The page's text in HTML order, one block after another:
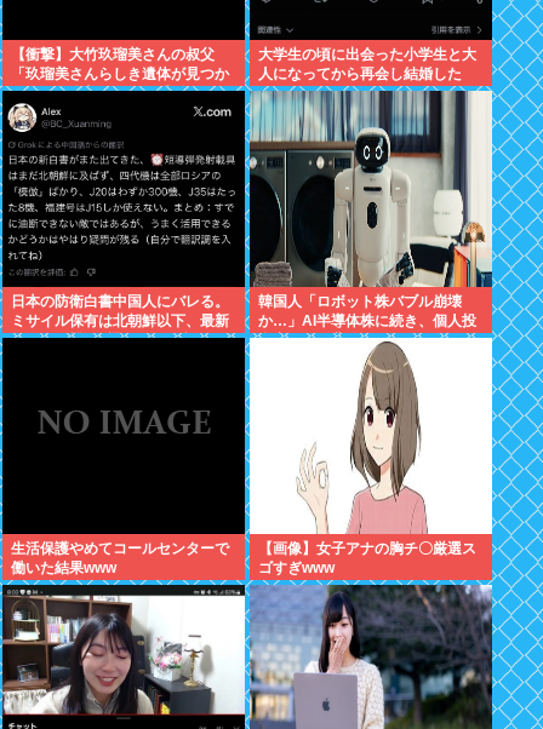
【衝撃】大竹玖瑠美さんの叔父
「玖瑠美さんらしき遺体が見つか
った」玖瑠美さんの母「ギャー
！！ 」
大学生の頃に出会った小学生と大
人になってから再会し結婚した
男、めちゃくちゃ叩かれてしまう
日本の防衛白書中国人にバレる。
ミサイル保有は北朝鮮以下、最新
ステルス機は8機しかなく空母に
韓国人「ロボット株バブル崩壊
か…」AI半導体株に続き、個人投
資家たちが悲鳴
生活保護やめてコールセンターで
働いた結果www
【画像】女子アナの胸チ〇厳選ス
ゴすぎwww